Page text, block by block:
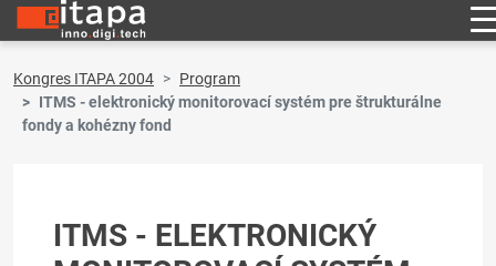
Kongres ITAPA 2004
Program
ITMS - elektronický monitorovací systém pre štrukturálne
fondy a kohézny fond
ITMS - ELEKTRONICKÝ